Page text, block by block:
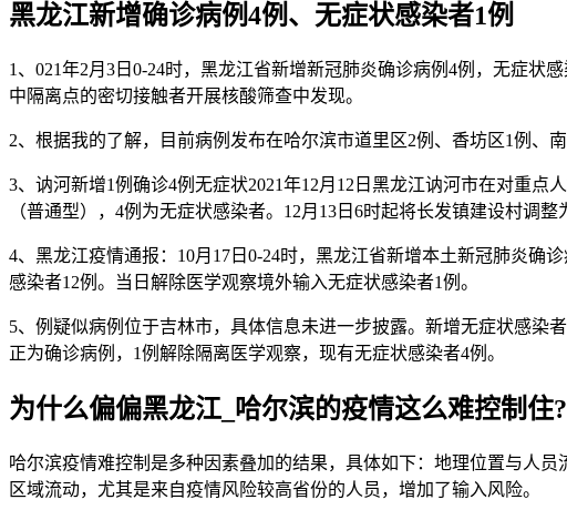
黑龙江新增确诊病例4例、无症状感染者1例
1、021年2月3日0-24时，黑龙江省新增新冠肺炎确诊病例4例，无症
中隔离点的密切接触者开展核酸筛查中发现。
2、根据我的了解，目前病例发布在哈尔滨市道里区2例、香坊区1例、
3、讷河新增1例确诊4例无症状2021年12月12日黑龙江讷河市在对重
（普通型），4例为无症状感染者。12月13日6时起将长发镇建设村调整
4、黑龙江疫情通报：10月17日0-24时，黑龙江省新增本土新冠肺炎确
感染者12例。当日解除医学观察境外输入无症状感染者1例。
5、例疑似病例位于吉林市，具体信息未进一步披露。新增无症状感染
正为确诊病例，1例解除隔离医学观察，现有无症状感染者4例。
为什么偏偏黑龙江_哈尔滨的疫情这么难控制住?
哈尔滨疫情难控制是多种因素叠加的结果，具体如下：地理位置与人
区域流动，尤其是来自疫情风险较高省份的人员，增加了输入风险。